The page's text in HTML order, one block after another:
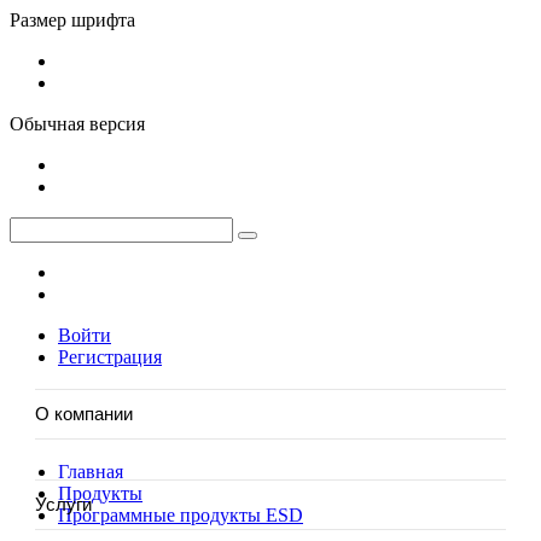
Размер шрифта
Обычная версия
Войти
Регистрация
О компании
О нас
Новости
Услуги
Главная
Продукты
Программные продукты ESD